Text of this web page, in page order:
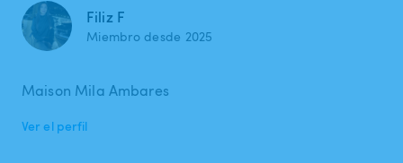
Filiz F
Miembro desde 2025
Maison Mila Ambares
Ver el perfil